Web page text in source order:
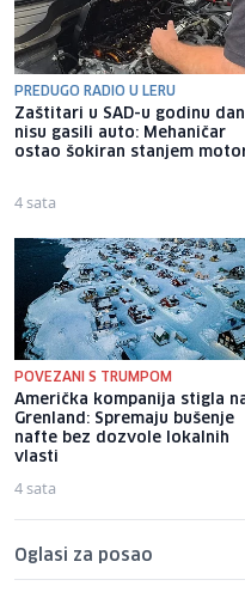
PREDUGO RADIO U LERU
Zaštitari u SAD-u godinu
nisu gasili auto: Mehaničar
ostao šokiran stanjem
4 sata
POVEZANI S TRUMPOM
Američka kompanija stigla
Grenland: Spremaju bušenje
nafte bez dozvole lokalnih
vlasti
4 sata
Oglasi za posao